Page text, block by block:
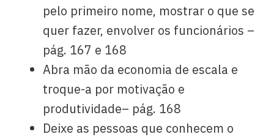
pelo primeiro nome, mostrar o que se
quer fazer, envolver os funcionários –
pág. 167 e 168
Abra mão da economia de escala e
troque-a por motivação e
produtividade– pág. 168
Deixe as pessoas que conhecem o